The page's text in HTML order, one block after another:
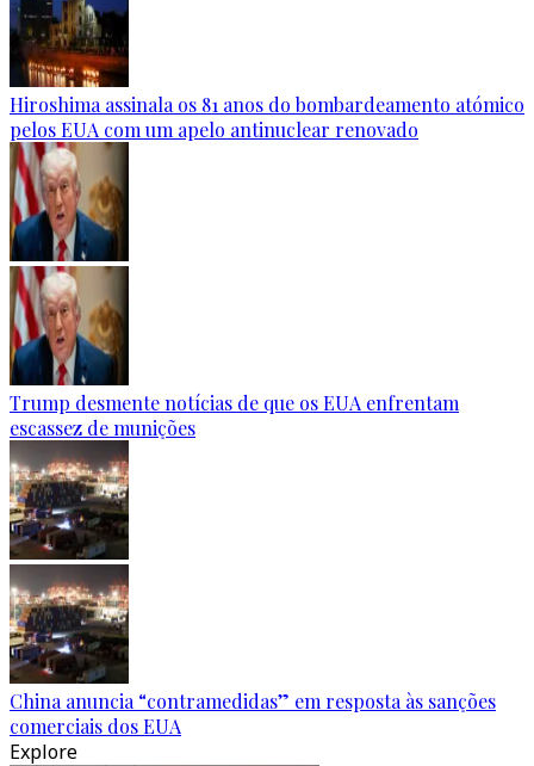
Hiroshima assinala os 81 anos do bombardeamento atómico
pelos EUA com um apelo antinuclear renovado
Trump desmente notícias de que os EUA enfrentam
escassez de munições
China anuncia “contramedidas” em resposta às sanções
comerciais dos EUA
Explore